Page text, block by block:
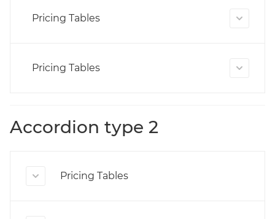
Pricing Tables
Pricing Tables
Accordion type 2
Pricing Tables